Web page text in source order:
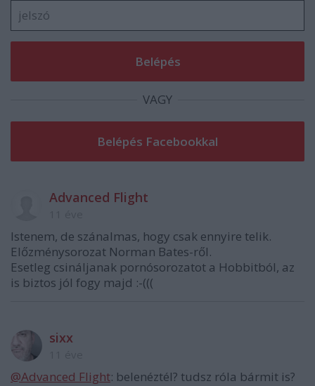
VAGY
Advanced Flight
Istenem, de szánalmas, hogy csak ennyire telik.
Előzménysorozat Norman Bates-ről.
Esetleg csináljanak pornósorozatot a Hobbitból, az
is biztos jól fogy majd :-(((
sixx
@Advanced Flight: belenéztél? tudsz róla bármit is?